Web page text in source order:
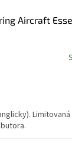
Aircraft